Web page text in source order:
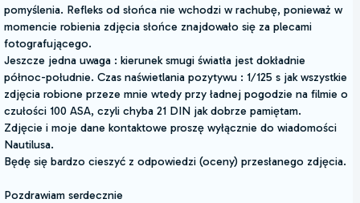
pomyślenia. Refleks od słońca nie wchodzi w rachubę, ponieważ w
momencie robienia zdjęcia słońce znajdowało się za plecami
fotografującego.
Jeszcze jedna uwaga : kierunek smugi światła jest dokładnie
północ-południe. Czas naświetlania pozytywu : 1/125 s jak wszystkie
zdjęcia robione przeze mnie wtedy przy ładnej pogodzie na filmie o
czułości 100 ASA, czyli chyba 21 DIN jak dobrze pamiętam.
Zdjęcie i moje dane kontaktowe proszę wyłącznie do wiadomości
Nautilusa.
Będę się bardzo cieszyć z odpowiedzi (oceny) przesłanego zdjęcia.
Pozdrawiam serdecznie